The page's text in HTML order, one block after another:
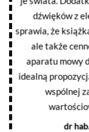
dźwięków z
sprawia, że
ale także
aparatu mowy
idealną
wspólnej
dr